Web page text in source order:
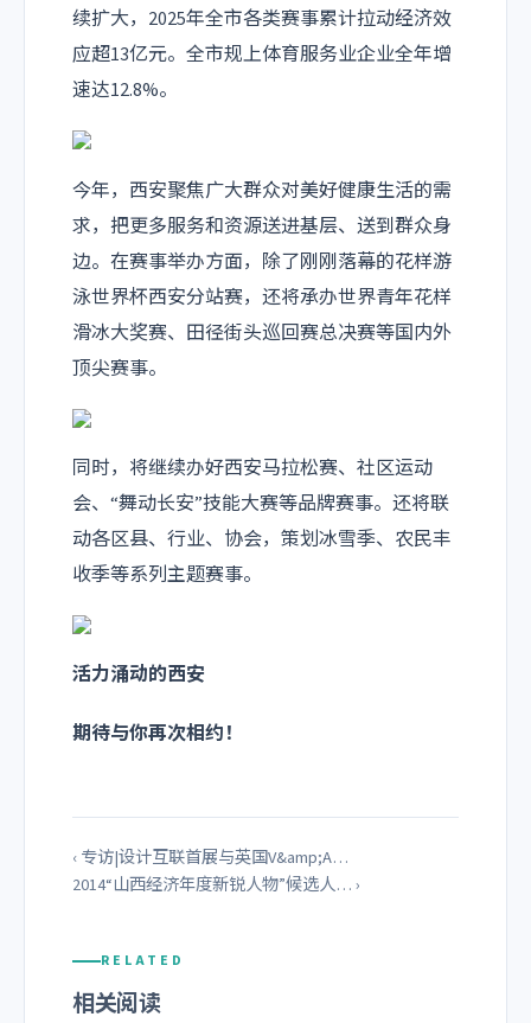
续扩大，2025年全市各类赛事累计拉动经济效
应超13亿元。全市规上体育服务业企业全年增
速达12.8%。
今年，西安聚焦广大群众对美好健康生活的需
求，把更多服务和资源送进基层、送到群众身
边。在赛事举办方面，除了刚刚落幕的花样游
泳世界杯西安分站赛，还将承办世界青年花样
滑冰大奖赛、田径街头巡回赛总决赛等国内外
顶尖赛事。
同时，将继续办好西安马拉松赛、社区运动
会、“舞动长安”技能大赛等品牌赛事。还将联
动各区县、行业、协会，策划冰雪季、农民丰
收季等系列主题赛事。
活力涌动的西安
期待与你再次相约！
‹ 专访|设计互联首展与英国V&amp;A…
2014“山西经济年度新锐人物”候选人… ›
RELATED
相关阅读